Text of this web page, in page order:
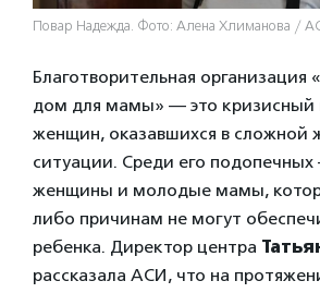
Повар Надежда. Фото: Алена Хлиманова /
Благотворительная организация
дом для мамы» — это кризисный
женщин, оказавшихся в сложной
ситуации. Среди его
женщины и молодые мамы,
либо причинам не могут
ребенка. Директор центра
рассказала АСИ, что на